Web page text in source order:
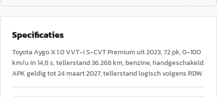
Specificaties
Toyota Aygo X 1.0 VVT-i S-CVT Premium uit 2023, 72 pk, 0–100
km/u in 14,8 s, tellerstand 36.268 km, benzine, handgeschakeld.
APK geldig tot 24 maart 2027, tellerstand logisch volgens RDW.